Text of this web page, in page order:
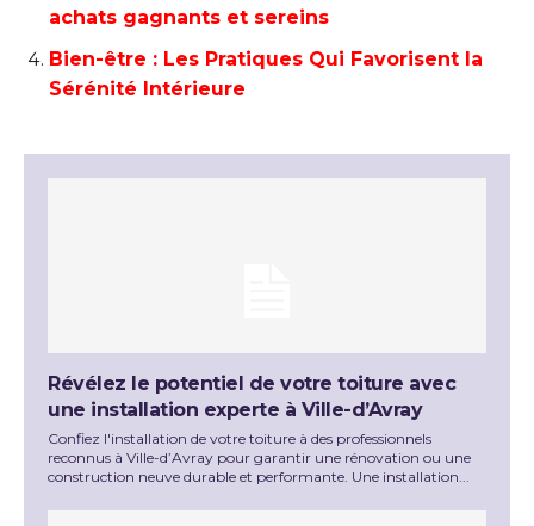
achats gagnants et sereins
Bien-être : Les Pratiques Qui Favorisent la
Sérénité Intérieure
Révélez le potentiel de votre toiture avec
une installation experte à Ville-d’Avray
Confiez l'installation de votre toiture à des professionnels
reconnus à Ville-d’Avray pour garantir une rénovation ou une
construction neuve durable et performante. Une installation...